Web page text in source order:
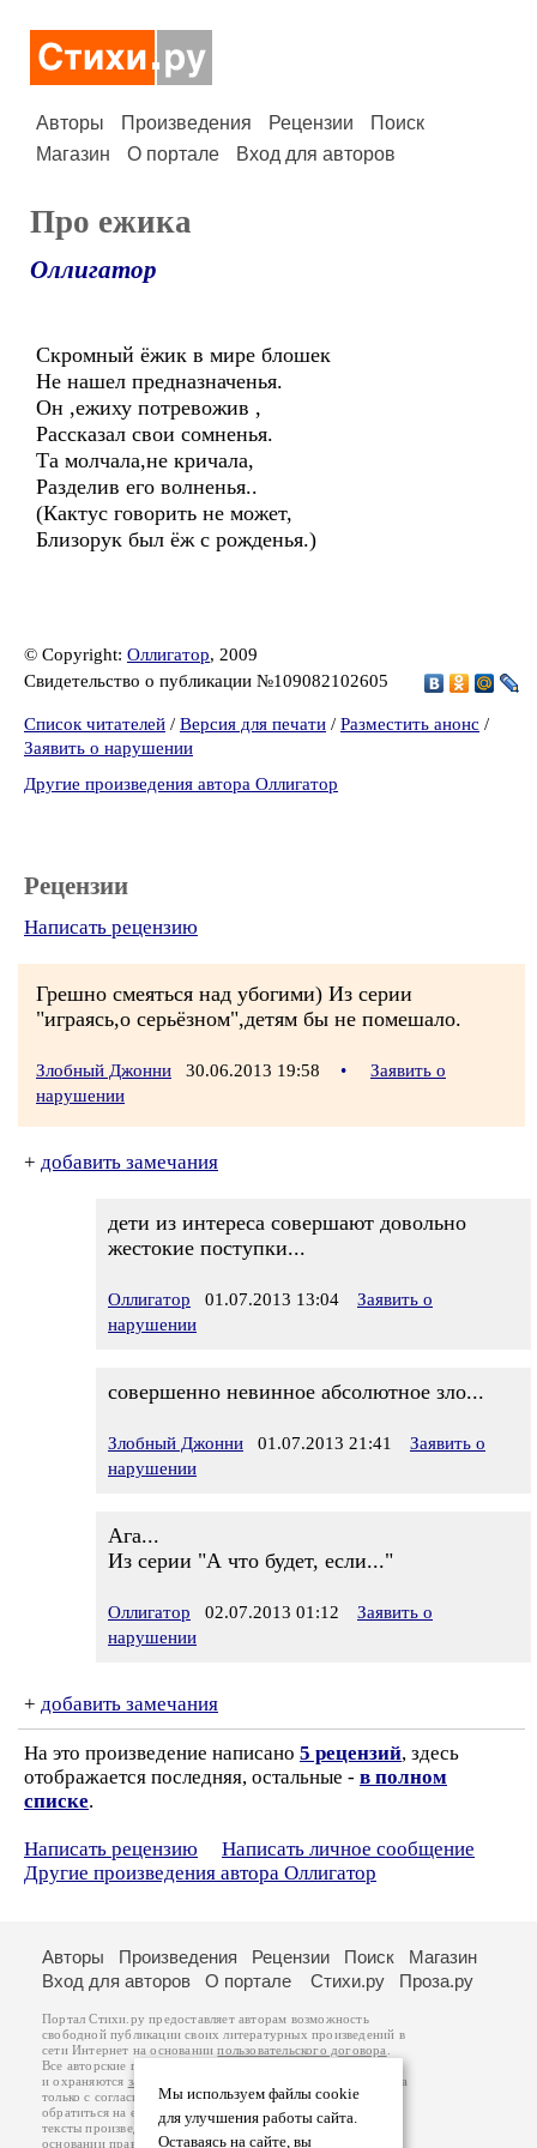
Авторы Произведения Рецензии
Поиск
Магазин
О портале Вход для авторов
Про ежика
Оллигатор
Скромный ёжик в мире блошек
Не нашел предназначенья.
Он ,ежиху потревожив ,
Рассказал свои сомненья.
Та молчала,не кричала,
Разделив его волненья..
(Кактус говорить не может,
Близорук был ёж с рожденья.)
© Copyright: Оллигатор, 2009
Свидетельство о публикации №109082102605
Список читателей / Версия для печати / Разместить анонс /
Заявить о нарушении
Другие произведения автора Оллигатор
Рецензии
Написать рецензию
Грешно смеяться над убогими) Из серии
"играясь,о серьёзном",детям бы не помешало.
Злобный Джонни 30.06.2013 19:58 •
Заявить о
нарушении
+ добавить замечания
дети из интереса совершают довольно
жестокие поступки...
Оллигатор 01.07.2013 13:04
Заявить о
нарушении
совершенно невинное абсолютное зло...
Злобный Джонни 01.07.2013 21:41
Заявить о
нарушении
Ага...
Из серии "А что будет, если..."
Оллигатор 02.07.2013 01:12
Заявить о
нарушении
+ добавить замечания
На это произведение написано 5 рецензий, здесь
отображается последняя, остальные - в полном
списке.
Написать рецензию
Написать личное сообщение
Другие произведения автора Оллигатор
Мы используем файлы cookie
для улучшения работы сайта.
Оставаясь на сайте, вы
Авторы Произведения Рецензии Поиск
Магазин
Вход для авторов
О портале Стихи.ру Проза.ру
Портал Стихи.ру предоставляет авторам возможность
свободной публикации своих литературных произведений в
сети Интернет на основаниипользовательского договора
Все авторские права на произведения принадлежат авторам
и охраняются законом
. Перепечатка произведений возможна
только с согласия его автора, к которому вы можете
обратиться на его авторской странице. Ответственность за
тексты произведений авторы несут самостоятельно на
основанииправил публикацииизаконодательства